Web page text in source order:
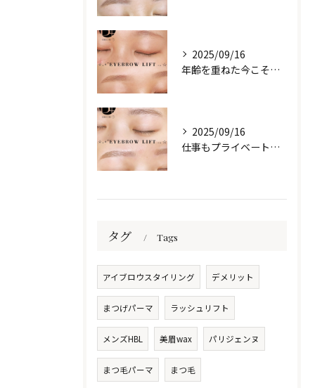
2025/09/16
年齢を重ねた今こそ、自然な美しさを目元に🌷
2025/09/16
仕事もプライベートも、自信は“目元”から✨️
タグ Tags
アイブロウスタイリング デメリット
まつげパーマ ラッシュリフト
メンズHBL 美眉wax パリジェンヌ
まつ毛パーマ まつ毛